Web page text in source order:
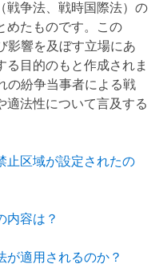
戦争法、戦時国際法）の
めたものです。この
影響を及ぼす立場にあ
る目的のもと作成されま
の紛争当事者による戦
適法性について言及する
止区域が設定されたの
内容は？
が適用されるのか？